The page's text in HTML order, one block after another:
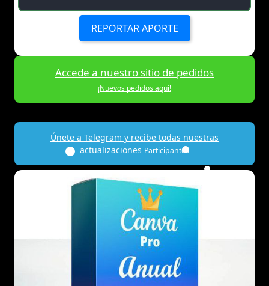
REPORTAR APORTE
Accede a nuestro sitio de pedidos
¡Nuevos pedidos aquí!
Únete a Telegram y recibe todas nuestras
actualizaciones Participantes